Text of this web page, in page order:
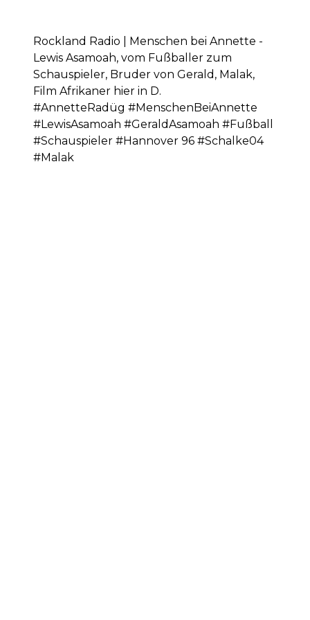
Rockland Radio | Menschen bei Annette -
Lewis Asamoah, vom Fußballer zum
Schauspieler, Bruder von Gerald, Malak,
Film Afrikaner hier in D.
#AnnetteRadüg #MenschenBeiAnnette
#LewisAsamoah #GeraldAsamoah #Fußball
#Schauspieler #Hannover 96 #Schalke04
#Malak